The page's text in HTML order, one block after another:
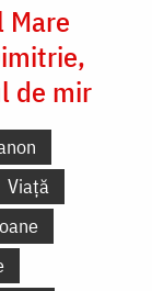
de mir
Viață